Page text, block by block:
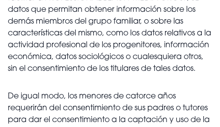
datos que permitan obtener información sobre los
demás miembros del grupo familiar, o sobre las
características del mismo, como los datos relativos a la
actividad profesional de los progenitores, información
económica, datos sociológicos o cualesquiera otros,
sin el consentimiento de los titulares de tales datos.
De igual modo, los menores de catorce años
requerirán del consentimiento de sus padres o tutores
para dar el consentimiento a la captación y uso de la